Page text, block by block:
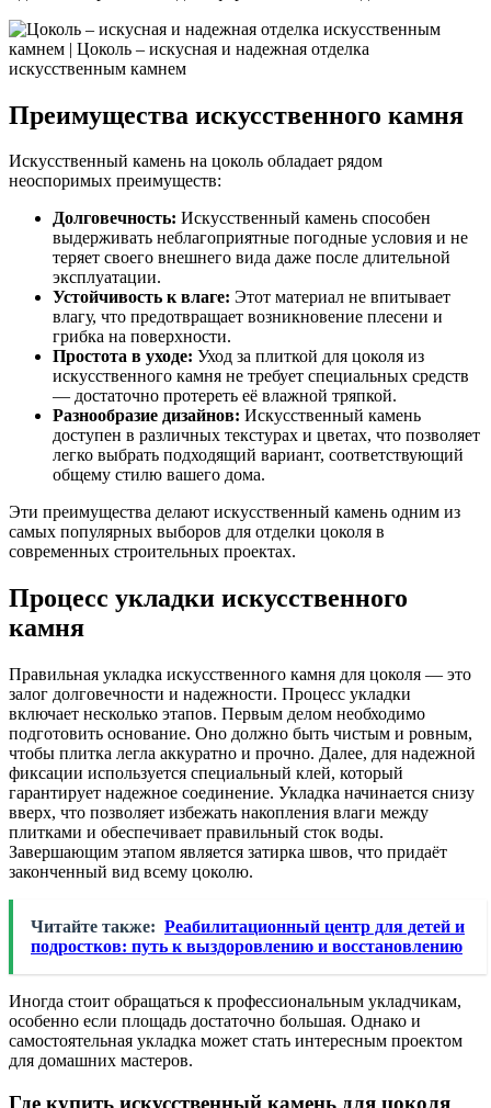
Преимущества искусственного камня
Искусственный камень на цоколь обладает рядом
неоспоримых преимуществ:
Долговечность: Искусственный камень способен
выдерживать неблагоприятные погодные условия и не
теряет своего внешнего вида даже после длительной
эксплуатации.
Устойчивость к влаге: Этот материал не впитывает
влагу, что предотвращает возникновение плесени и
грибка на поверхности.
Простота в уходе: Уход за плиткой для цоколя из
искусственного камня не требует специальных средств
— достаточно протереть её влажной тряпкой.
Разнообразие дизайнов: Искусственный камень
доступен в различных текстурах и цветах, что позволяет
легко выбрать подходящий вариант, соответствующий
общему стилю вашего дома.
Эти преимущества делают искусственный камень одним из
самых популярных выборов для отделки цоколя в
современных строительных проектах.
Процесс укладки искусственного
камня
Правильная укладка искусственного камня для цоколя — это
залог долговечности и надежности. Процесс укладки
включает несколько этапов. Первым делом необходимо
подготовить основание. Оно должно быть чистым и ровным,
чтобы плитка легла аккуратно и прочно. Далее, для надежной
фиксации используется специальный клей, который
гарантирует надежное соединение. Укладка начинается снизу
вверх, что позволяет избежать накопления влаги между
плитками и обеспечивает правильный сток воды.
Завершающим этапом является затирка швов, что придаёт
законченный вид всему цоколю.
Читайте также: Реабилитационный центр для детей и
подростков: путь к выздоровлению и восстановлению
Иногда стоит обращаться к профессиональным укладчикам,
особенно если площадь достаточно большая. Однако и
самостоятельная укладка может стать интересным проектом
для домашних мастеров.
Где купить искусственный камень для цоколя